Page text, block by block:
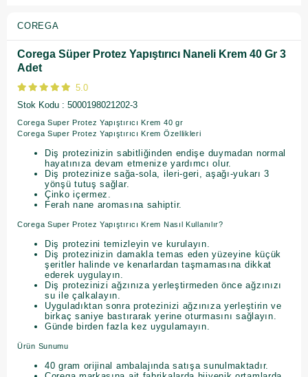
COREGA
Corega Süper Protez Yapıştırıcı Naneli Krem 40 Gr 3
Adet
5.0
Stok Kodu
5000198021202-3
Corega Super Protez Yapıştırıcı Krem 40 gr
Corega Super Protez Yapıştırıcı Krem Özellikleri
Diş protezinizin sabitliğinden endişe duymadan normal
hayatınıza devam etmenize yardımcı olur.
Diş protezinize sağa-sola, ileri-geri, aşağı-yukarı 3
yönşü tutuş sağlar.
Çinko içermez.
Ferah nane aromasına sahiptir.
Corega Super Protez Yapıştırıcı Krem Nasıl Kullanılır?
Diş protezini temizleyin ve kurulayın.
Diş protezinizin damakla temas eden yüzeyine küçük
şeritler halinde ve kenarlardan taşmamasına dikkat
ederek uygulayın.
Diş protezinizi ağzınıza yerleştirmeden önce ağzınızı
su ile çalkalayın.
Uyguladıktan sonra protezinizi ağzınıza yerleştirin ve
birkaç saniye bastırarak yerine oturmasını sağlayın.
Günde birden fazla kez uygulamayın.
Ürün Sunumu
40 gram orijinal ambalajında satışa sunulmaktadır.